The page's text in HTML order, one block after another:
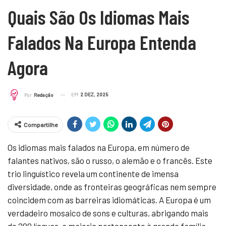
Quais São Os Idiomas Mais
Falados Na Europa Entenda
Agora
Por Redação EM 2 DEZ, 2025
Compartilhe
Os idiomas mais falados na Europa, em número de
falantes nativos, são o russo, o alemão e o francês. Este
trio linguístico revela um continente de imensa
diversidade, onde as fronteiras geográficas nem sempre
coincidem com as barreiras idiomáticas. A Europa é um
verdadeiro mosaico de sons e culturas, abrigando mais